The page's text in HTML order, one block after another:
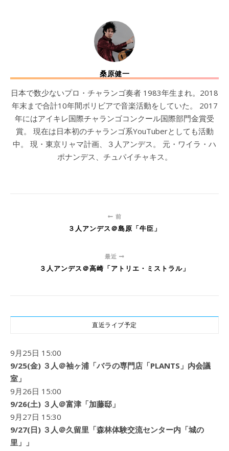
桑原健一
日本で数少ないプロ・チャランゴ奏者 1983年生まれ。2018
年末まで合計10年間ボリビアで音楽活動をしていた。 2017
年にはアイキレ国際チャランゴコンクール国際部門金賞受
賞。 現在は日本初のチャランゴ系YouTuberとしても活動
中。 現・東京リャマ計画、３人アンデス。 元・ワイラ・ハ
ポナンデス、チュパイチャキス。
前
３人アンデス＠島原「牛臣」
最近
３人アンデス＠高崎「アトリエ・ミストラル」
直近ライブ予定
9月25日 15:00
9/25(金) ３人＠袖ヶ浦「バラの専門店「PLANTS」内会議
室」
9月26日 15:00
9/26(土) ３人＠富津「加藤邸」
9月27日 15:30
9/27(日) ３人＠久留里「森林体験交流センター内「城の
里」」